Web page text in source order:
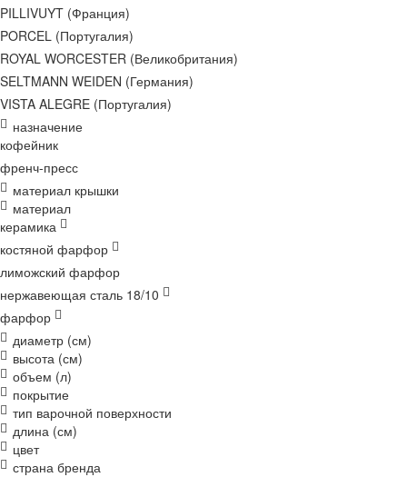
PILLIVUYT (Франция)
PORCEL (Португалия)
ROYAL WORCESTER (Великобритания)
SELTMANN WEIDEN (Германия)
VISTA ALEGRE (Португалия)
назначение
кофейник
френч-пресс
материал крышки
материал
керамика
костяной фарфор
лиможский фарфор
нержавеющая сталь 18/10
фарфор
диаметр (см)
высота (см)
объем (л)
покрытие
тип варочной поверхности
длина (см)
цвет
страна бренда